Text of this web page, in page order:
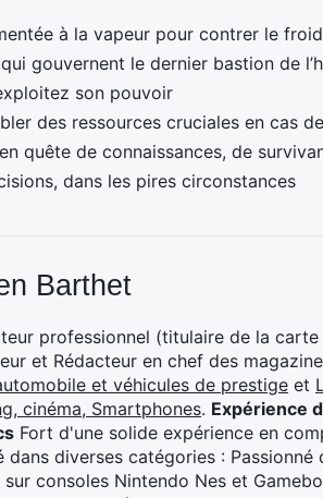
à la vapeur pour contrer le
gouvernent le dernier bastion de
son pouvoir
des ressources cruciales en cas
quête de connaissances, de
dans les pires circonstances
Barthet
professionnel (titulaire de la
et Rédacteur en chef des
et véhicules de prestige et
cinéma, Smartphones. Expérience
Fort d'une solide expérience en
dans diverses catégories :
sur consoles Nintendo Nes et